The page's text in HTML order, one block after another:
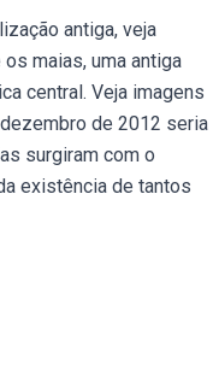
antiga, veja
maias, uma antiga
central. Veja imagens
de 2012 seria
surgiram com o
existência de tantos